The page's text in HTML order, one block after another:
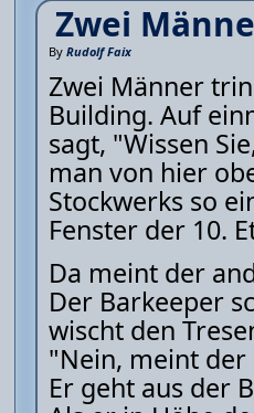
Zwei
By Rudolf Faix
Zwei Männer
Building. Auf
sagt, "Wissen
man von hier
Stockwerks so
Fenster der 10.
Da meint der
Der Barkeeper
wischt den
"Nein, meint der
Er geht aus der